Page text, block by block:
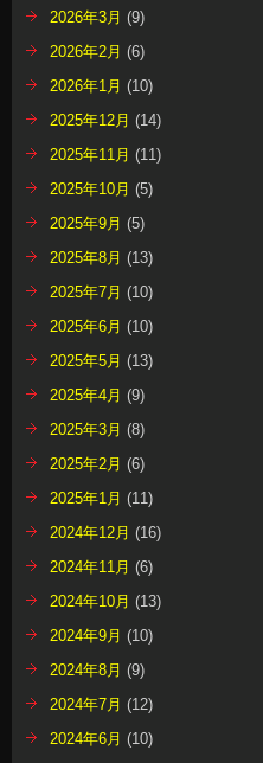
2026年3月 (9)
2026年2月 (6)
2026年1月 (10)
2025年12月 (14)
2025年11月 (11)
2025年10月 (5)
2025年9月 (5)
2025年8月 (13)
2025年7月 (10)
2025年6月 (10)
2025年5月 (13)
2025年4月 (9)
2025年3月 (8)
2025年2月 (6)
2025年1月 (11)
2024年12月 (16)
2024年11月 (6)
2024年10月 (13)
2024年9月 (10)
2024年8月 (9)
2024年7月 (12)
2024年6月 (10)